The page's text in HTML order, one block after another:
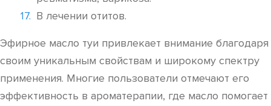
В лечении отитов.
Эфирное масло туи привлекает внимание благодаря
своим уникальным свойствам и широкому спектру
применения. Многие пользователи отмечают его
эффективность в ароматерапии, где масло помогает